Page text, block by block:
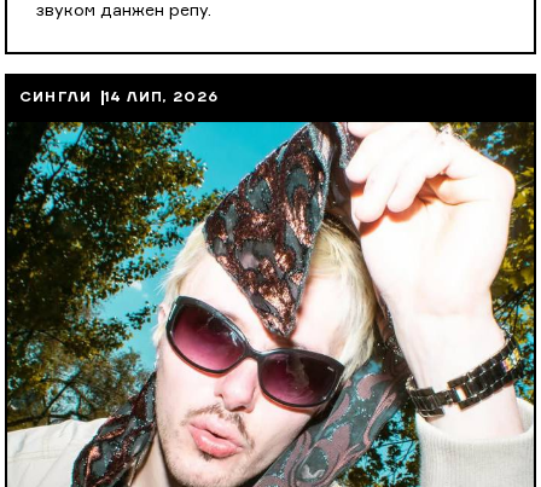
звуком данжен репу.
СИНГЛИ 14 ЛИП, 2026